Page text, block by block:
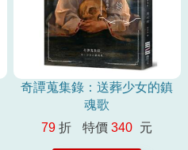
奇譚蒐集錄：送葬少女的鎮
魂歌
79 折 特價 340 元